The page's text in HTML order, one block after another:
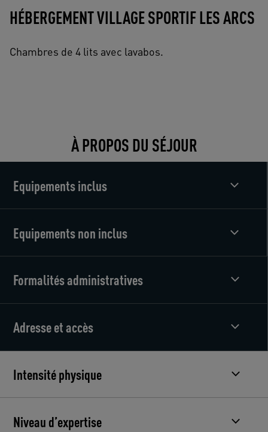
HÉBERGEMENT VILLAGE SPORTIF LES ARCS
Chambres de 4 lits avec lavabos.
À PROPOS DU SÉJOUR
Equipements inclus
Equipements non inclus
Formalités administratives
Adresse et accès
Intensité physique
Niveau d’expertise